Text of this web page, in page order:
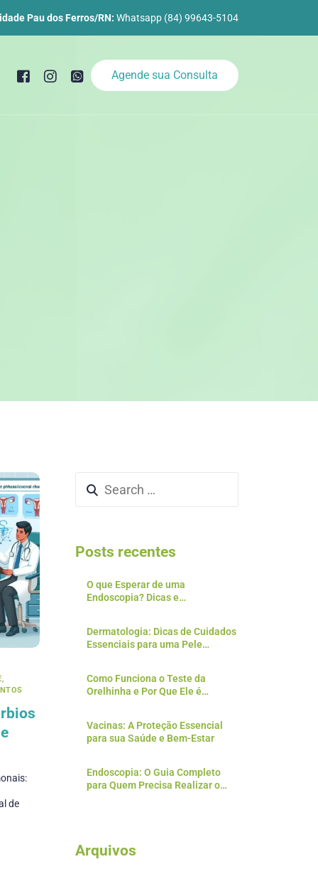
Pau dos Ferros/RN: Whatsapp (84) 99643-5104
Agende sua Consulta
,
de
Posts recentes
O que Esperar de uma
Endoscopia? Dicas e
Dermatologia: Dicas de Cuidados
Essenciais para uma Pele
Como Funciona o Teste da
Orelhinha e Por Que Ele é
Vacinas: A Proteção Essencial
para sua Saúde e Bem-Estar
Endoscopia: O Guia Completo
para Quem Precisa Realizar o
Arquivos